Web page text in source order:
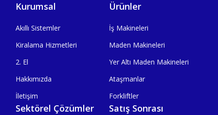
Kurumsal
Akıllı Sistemler
Kiralama Hizmetleri
2. El
Hakkımızda
İletişim
Ürünler
İş Makineleri
Maden Makineleri
Yer Altı Maden Makineleri
Ataşmanlar
Forkliftler
Sektörel Çözümler
Satış Sonrası